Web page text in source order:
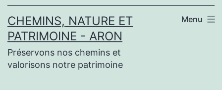
CHEMINS, NATURE ET
PATRIMOINE - ARON
Préservons nos chemins et
valorisons notre patrimoine
Menu